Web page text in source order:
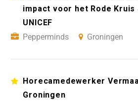
impact voor het Rode Kruis
UNICEF
Pepperminds
Groningen
Horecamedewerker
Groningen